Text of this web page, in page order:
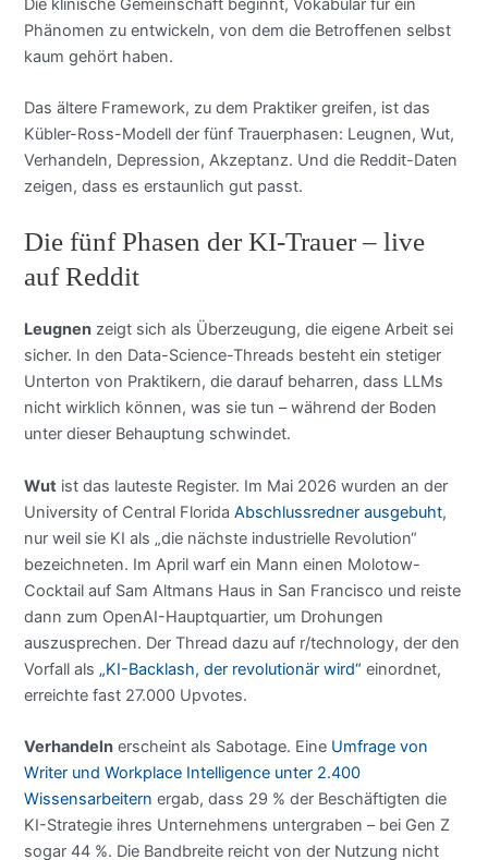
Phänomen zu entwickeln, von dem die Betroffenen selbst
kaum gehört haben.
Das ältere Framework, zu dem Praktiker greifen, ist das
Kübler-Ross-Modell der fünf Trauerphasen: Leugnen, Wut,
Verhandeln, Depression, Akzeptanz. Und die Reddit-Daten
zeigen, dass es erstaunlich gut passt.
Die fünf Phasen der KI-Trauer – live
auf Reddit
Leugnen zeigt sich als Überzeugung, die eigene Arbeit sei
sicher. In den Data-Science-Threads besteht ein stetiger
Unterton von Praktikern, die darauf beharren, dass LLMs
nicht wirklich können, was sie tun – während der Boden
unter dieser Behauptung schwindet.
Wut ist das lauteste Register. Im Mai 2026 wurden an der
University of Central FloridaAbschlussredner ausgebuht,
nur weil sie KI als „die nächste industrielle Revolution“
bezeichneten. Im April warf ein Mann einen Molotow-
Cocktail auf Sam Altmans Haus in San Francisco und reiste
dann zum OpenAI-Hauptquartier, um Drohungen
auszusprechen. Der Thread dazu auf r/technology, der den
Vorfall als „KI-Backlash, der revolutionär wird“ einordnet,
erreichte fast 27.000 Upvotes.
Verhandeln erscheint als Sabotage. Eine Umfrage von
Writer und Workplace Intelligence unter 2.400
Wissensarbeitern ergab, dass 29 % der Beschäftigten die
KI-Strategie ihres Unternehmens untergraben – bei Gen Z
sogar 44 %. Die Bandbreite reicht von der Nutzung nicht